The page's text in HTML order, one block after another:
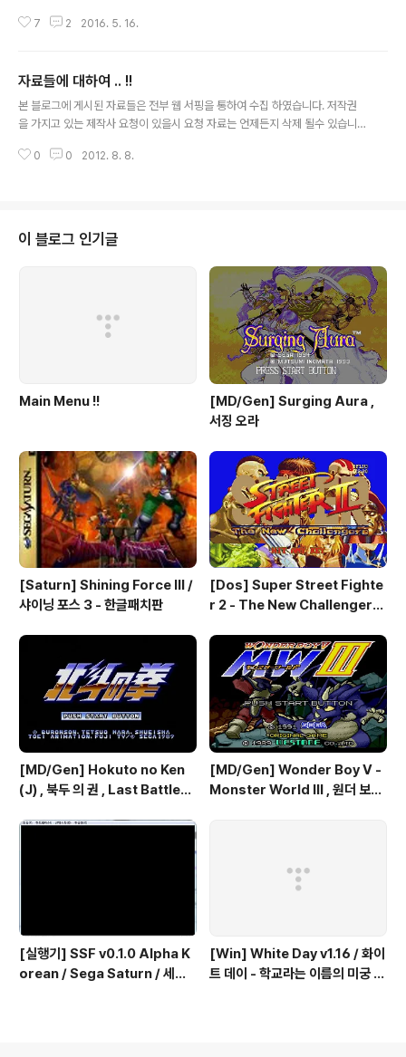
다운로드 를 클릭 합니다. 이상 입니다. 즐거운 레트로 생
C-Engine / TurboGraFX 16 NEC - PCE-CD / PC-FX Nintendo - Fa
nasonic - 3Do Alive SEGA - Dreamcast SEGA - Master System /
Mark - III SE..
7 2 2016. 5. 16.
자료들에 대하여 .. !!
본 블로그에 게시된 자료들은 전부 웹 서핑을 통하여 수집 하였습니다. 저작권
을 가지고 있는 제작사 요청이 있을시 요청 자료는 언제든지 삭제 될수 있습니
0 0 2012. 8. 8.
이 블로그 인기글
Main Menu !!
[MD/Gen] Surging Aura ,
서징 오라
[Saturn] Shining Force III /
샤이닝 포스 3 - 한글패치판
[Dos] Super Street Fighte
r 2 - The New Challengers
파이터 2 - 더 뉴 챌린져 & 하이퍼
파이팅 / 대전 액션 - 국산소프트
[MD/Gen] Hokuto no Ken
(J) , 북두 의 권 , Last Battle
[MD/Gen] Wonder Boy V -
Monster World III , 원더 보이
[실행기] SSF v0.1.0 Alpha K
orean / Sega Saturn / 세가
[Win] White Day v1.16 / 화이
트 데이 - 학교라는 이름의 미궁 -